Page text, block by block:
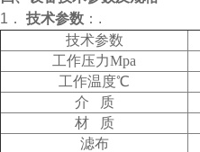
1． 技术参数 ：.
技术参数
工作压力Mpa
工作温度℃
介 质
材 质
滤布